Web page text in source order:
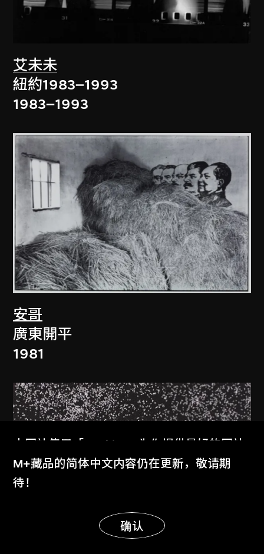
艾未未
紐約1983–1993
1983–1993
安哥
廣東開平
1981
本网站使用「Cookies」为你提供最好的网站
体验。
了解更多
明白
M+藏品的简体中文内容仍在更新，敬请期
待！
确认
显示更多